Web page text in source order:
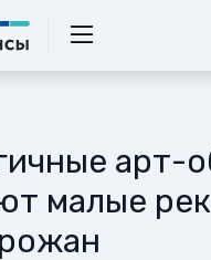
арт-
малые